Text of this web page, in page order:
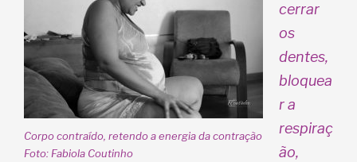
Corpo contraído, retendo a energia da contração
Foto: Fabiola Coutinho
cerrar
os
dentes,
bloquea
r a
respiraç
ão,